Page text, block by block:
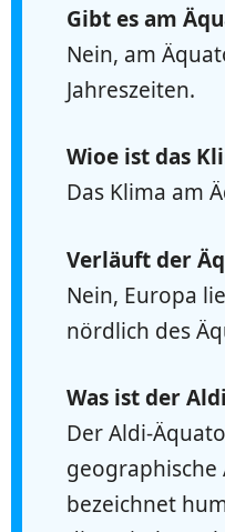
Gibt es am
Nein, am
Jahreszeiten.
Wioe ist das
Das Klima am
Verläuft der
Nein, Europa
nördlich des
Was ist der
Der Aldi-
geographische
bezeichnet